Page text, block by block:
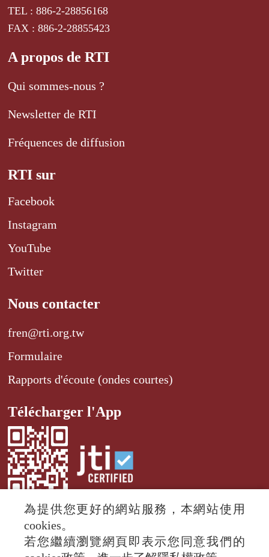
TEL : 886-2-28856168
FAX : 886-2-28855423
A propos de RTI
Qui sommes-nous ?
Newsletter de RTI
Fréquences de diffusion
RTI sur
Facebook
Instagram
YouTube
Twitter
Nous contacter
fren@rti.org.tw
Formulaire
Rapports d'écoute (ondes courtes)
Télécharger l'App
© 2024 RTI (Radio Taiwan International).
為提供您更好的網站服務，本網站使用
cookies。
若您繼續瀏覽網頁即表示您同意我們的